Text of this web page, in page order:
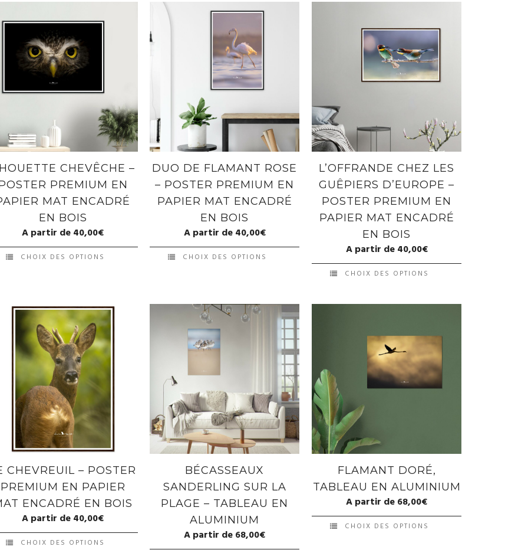
CHEVÊCHE –
PREMIUM EN
MAT ENCADRÉ
EN BOIS
A partir de40,00€
CHOIX DES OPTIONS
DUO DE FLAMANT ROSE
– POSTER PREMIUM EN
PAPIER MAT ENCADRÉ
EN BOIS
A partir de40,00€
CHOIX DES OPTIONS
L’OFFRANDE CHEZ LES
GUÊPIERS D’EUROPE –
POSTER PREMIUM EN
PAPIER MAT ENCADRÉ
EN BOIS
A partir de40,00€
CHOIX DES OPTIONS
CHEVREUIL – POSTER
PREMIUM EN PAPIER
ENCADRÉ EN BOIS
A partir de40,00€
CHOIX DES OPTIONS
BÉCASSEAUX
SANDERLING SUR LA
PLAGE – TABLEAU EN
ALUMINIUM
A partir de68,00€
FLAMANT DORÉ,
TABLEAU EN ALUMINIUM
A partir de68,00€
CHOIX DES OPTIONS